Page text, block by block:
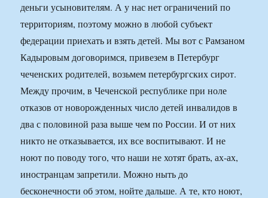
деньги усыновителям. А у нас нет ограничений по
территориям, поэтому можно в любой субъект
федерации приехать и взять детей. Мы вот с Рамзаном
Кадыровым договоримся, привезем в Петербург
чеченских родителей, возьмем петербургских сирот.
Между прочим, в Чеченской республике при ноле
отказов от новорожденных число детей инвалидов в
два с половиной раза выше чем по России. И от них
никто не отказывается, их все воспитывают. И не
ноют по поводу того, что наши не хотят брать, ах-ах,
иностранцам запретили. Можно ныть до
бесконечности об этом, нойте дальше. А те, кто ноют,